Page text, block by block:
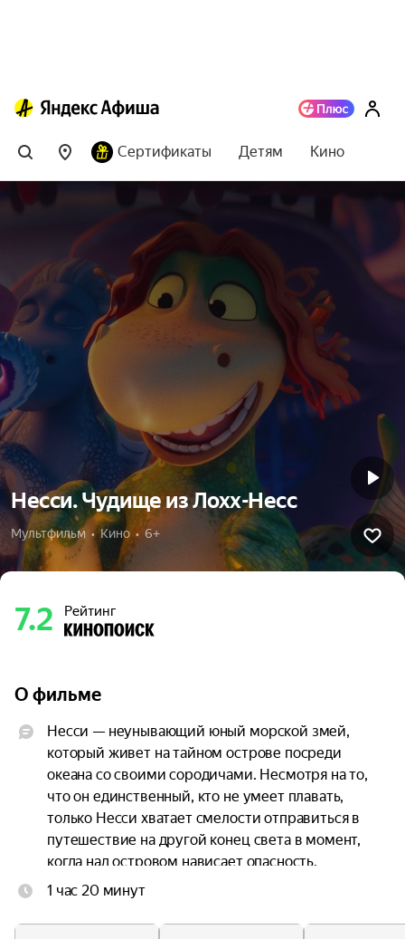
Сертификаты Детям Кино
Несси. Чудище из Лохх-Несс
Мультфильм  •  Кино  •  6+
7.2 Рейтинг
О фильме
Несси — неунывающий юный морской змей,
который живет на тайном острове посреди
океана со своими сородичами. Несмотря на то,
что он единственный, кто не умеет плавать,
только Несси хватает смелости отправиться в
путешествие на другой конец света в момент,
когда над островом нависает опасность.
1 час 20 минут